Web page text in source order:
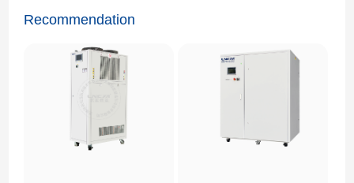
Recommendation